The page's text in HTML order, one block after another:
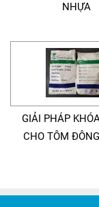
NHỰA
GIẢI PHÁP
CHO TÔM